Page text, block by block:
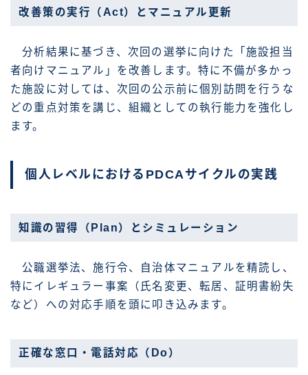
改善策の実行（Act）とマニュアル更新
分析結果に基づき、次回の選挙に向けた「施設担当
者向けマニュアル」を改善します。特に不備が多かっ
た施設に対しては、次回の公示前に個別訪問を行うな
どの重点対策を講じ、組織としての執行能力を強化し
ます。
個人レベルにおけるPDCAサイクルの実践
知識の習得（Plan）とシミュレーション
公職選挙法、施行令、自治体マニュアルを精読し、
特にイレギュラー事案（氏名変更、転居、証明書紛失
など）への対応手順を頭に叩き込みます。
正確な窓口・電話対応（Do）